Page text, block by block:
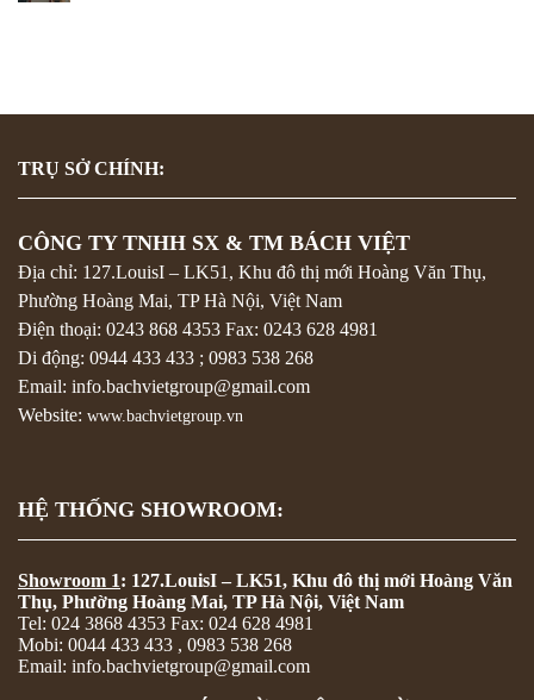
TRỤ SỞ CHÍNH:
CÔNG TY TNHH SX & TM BÁCH VIỆT
Địa chỉ: 127.LouisI – LK51, Khu đô thị mới Hoàng Văn Thụ,
Phường Hoàng Mai, TP Hà Nội, Việt Nam
Điện thoại: 0243 868 4353 Fax: 0243 628 4981
Di động: 0944 433 433 ; 0983 538 268
Email: info.bachvietgroup@gmail.com
Website: www.bachvietgroup.vn
HỆ THỐNG SHOWROOM:
Showroom 1: 127.LouisI – LK51, Khu đô thị mới Hoàng Văn
Thụ, Phường Hoàng Mai, TP Hà Nội, Việt Nam
Tel: 024 3868 4353 Fax: 024 628 4981
Mobi: 0044 433 433 , 0983 538 268
Email: info.bachvietgroup@gmail.com